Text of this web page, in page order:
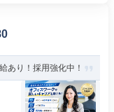
あり！採用強化中！